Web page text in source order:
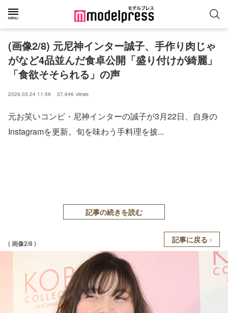
(画像2/8) 元尼神インター誠子、手作り肉じゃ
がなど4品並んだ食卓公開「盛り付けが綺麗」
「食欲そそられる」の声
2026.03.24 11:59 37,646 views
元お笑いコンビ・尼神インターの誠子が3月22日、自身の
Instagramを更新。旬を味わう手料理を披...
記事の続きを読む
( 画像2/8 ) 記事に戻る